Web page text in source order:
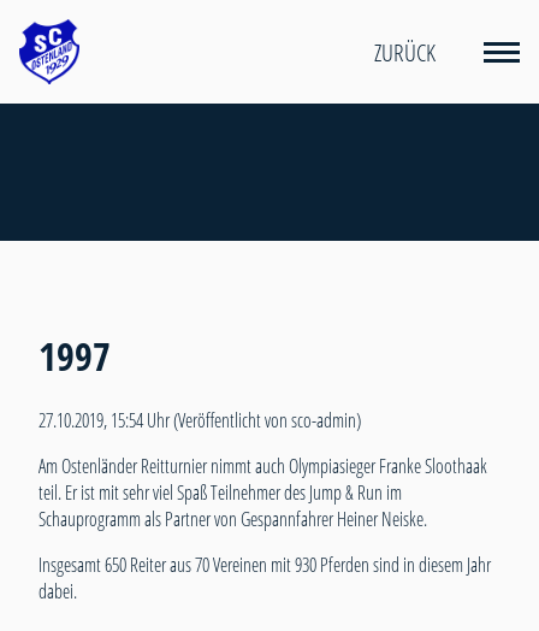
ZURÜCK
1997
27.10.2019, 15:54 Uhr(Veröffentlicht von sco-admin)
Am Ostenländer Reitturnier nimmt auch Olympiasieger Franke Sloothaak
teil. Er ist mit sehr viel Spaß Teilnehmer des Jump & Run im
Schauprogramm als Partner von Gespannfahrer Heiner Neiske.
Insgesamt 650 Reiter aus 70 Vereinen mit 930 Pferden sind in diesem Jahr
dabei.